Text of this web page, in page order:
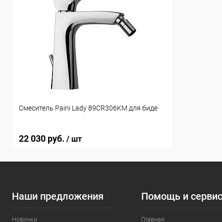
Смеситель Paini Lady 89CR306KM для биде
22 030 руб. / шт
Наши предложения
Новинки
Помощь и
Главная